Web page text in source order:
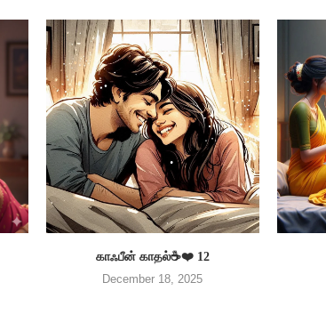
காஃபீன் காதல்☕❤️ 12
December 18, 2025